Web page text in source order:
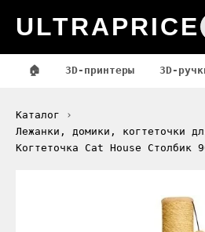
ULTRAPRICE
🏠 3D-принтеры 3D-
Каталог
Лежанки, домики, когтеточки
Когтеточка Cat House Столбик